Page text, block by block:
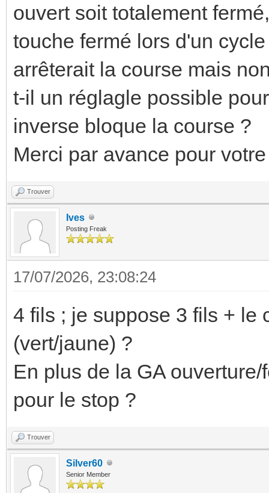
ouvert soit totalement
touche fermé lors d'un
arrêterait la course mais
t-il un réglagle possible
inverse bloque la course ?
Merci par avance pour
Trouver
Ives
Posting Freak
17/07/2026, 23:08:24
4 fils ; je suppose 3 fils + le
(vert/jaune) ?
En plus de la GA
pour le stop ?
Trouver
Silver60
Senior Member